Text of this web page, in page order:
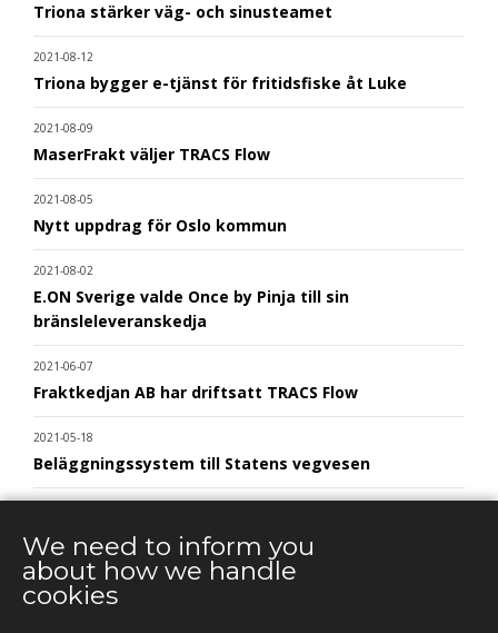
Triona stärker väg- och sinusteamet
2021-08-12
Triona bygger e-tjänst för fritidsfiske åt Luke
2021-08-09
MaserFrakt väljer TRACS Flow
2021-08-05
Nytt uppdrag för Oslo kommun
2021-08-02
E.ON Sverige valde Once by Pinja till sin
bränsleleveranskedja
2021-06-07
Fraktkedjan AB har driftsatt TRACS Flow
2021-05-18
Beläggningssystem till Statens vegvesen
Bergkvist siljan i insjön inför C-Load
2021-04-06
C-Load - utökat stöd för hållbara transporter
We need to inform you
about how we handle
cookies